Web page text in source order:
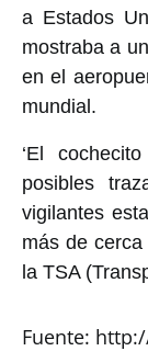
a Estados
mostraba a
en el
mundial.
‘El
posibles
vigilantes
más de
la TSA
Fuente: